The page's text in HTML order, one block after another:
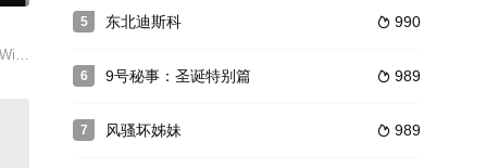
活动而来到医院做检查，
饰）冒犯的是超人女朋友。其实，马特和女超人珍妮（乌
普通人生活。年届40的姐姐寄子（片桐入 饰）其貌不扬，自从父母早年去世
饰）一直希望能够像父亲一样成为一名警察，可是他天生一副矮小的
5  990
东北迪斯科
6  989
9号秘事：圣诞特别篇
7  989
风骚坏姊妹